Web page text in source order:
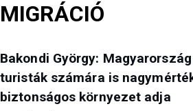
MIGRÁCIÓ
Bakondi György:
turisták számára is
biztonságos környezet adja